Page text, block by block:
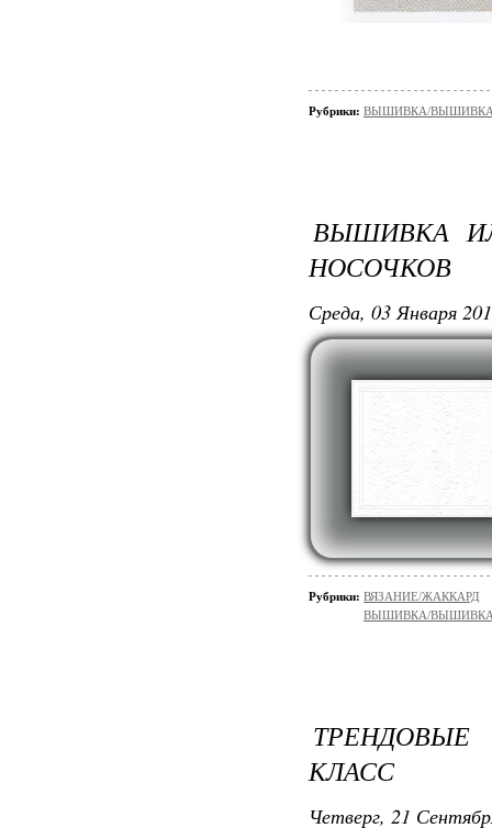
Рубрики: ВЫШИВКА/ВЫШИВКА
ВЫШИВКА
НОСОЧКОВ
Среда, 03 Января
Рубрики: ВЯЗАНИЕ/ЖАККАРД
ВЫШИВКА/ВЫШИВКА
КЛАСС
Четверг, 21